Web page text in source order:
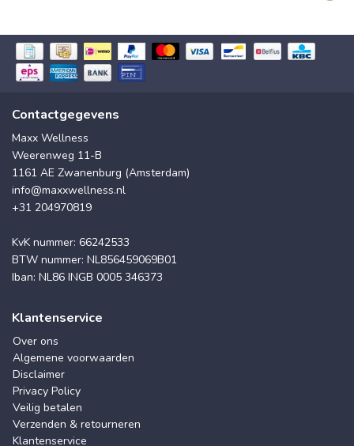
Contactgegevens
Maxx Wellness
Weerenweg 11-B
1161 AE Zwanenburg (Amsterdam)
info@maxxwellness.nl
+31 204970819
KvK nummer: 66242533
BTW nummer: NL856459069B01
Iban: NL86 INGB 0005 346373
Klantenservice
Over ons
Algemene voorwaarden
Disclaimer
Privacy Policy
Veilig betalen
Verzenden & retourneren
Klantenservice